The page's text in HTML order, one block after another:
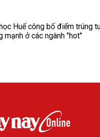
Huế công bố điểm trúng
mạnh ở các ngành "hot"